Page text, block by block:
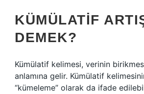
KÜMÜLATIF
DEMEK?
Kümülatif kelimesi, verinin
anlamına gelir. Kümülatif
“kümeleme” olarak da ifade